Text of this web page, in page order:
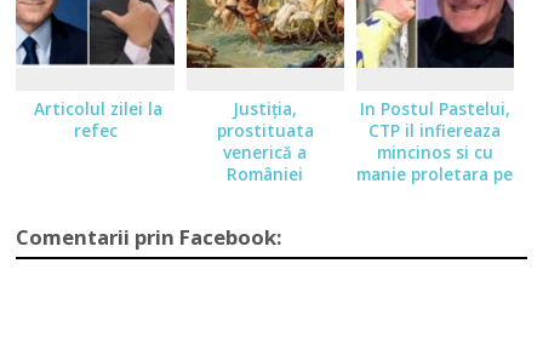
Articolul zilei la
refec
Justiţia,
prostituata
venerică a
României
In Postul Pastelui,
CTP il infiereaza
mincinos si cu
manie proletara pe
Comentarii prin Facebook: